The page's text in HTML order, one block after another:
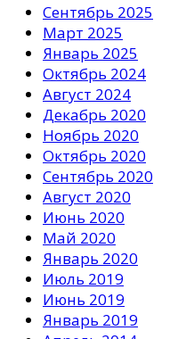
Сентябрь 2025
Март 2025
Январь 2025
Октябрь 2024
Август 2024
Декабрь 2020
Ноябрь 2020
Октябрь 2020
Сентябрь 2020
Август 2020
Июнь 2020
Май 2020
Январь 2020
Июль 2019
Июнь 2019
Январь 2019